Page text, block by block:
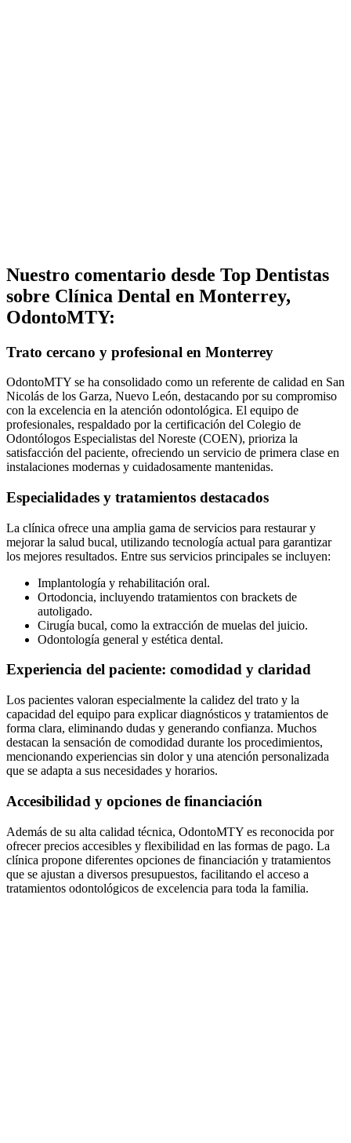
Nuestro comentario desde Top Dentistas
sobre Clínica Dental en Monterrey,
OdontoMTY:
Trato cercano y profesional en Monterrey
OdontoMTY se ha consolidado como un referente de calidad en San
Nicolás de los Garza, Nuevo León, destacando por su compromiso
con la excelencia en la atención odontológica. El equipo de
profesionales, respaldado por la certificación del Colegio de
Odontólogos Especialistas del Noreste (COEN), prioriza la
satisfacción del paciente, ofreciendo un servicio de primera clase en
instalaciones modernas y cuidadosamente mantenidas.
Especialidades y tratamientos destacados
La clínica ofrece una amplia gama de servicios para restaurar y
mejorar la salud bucal, utilizando tecnología actual para garantizar
los mejores resultados. Entre sus servicios principales se incluyen:
Implantología y rehabilitación oral.
Ortodoncia, incluyendo tratamientos con brackets de
autoligado.
Cirugía bucal, como la extracción de muelas del juicio.
Odontología general y estética dental.
Experiencia del paciente: comodidad y claridad
Los pacientes valoran especialmente la calidez del trato y la
capacidad del equipo para explicar diagnósticos y tratamientos de
forma clara, eliminando dudas y generando confianza. Muchos
destacan la sensación de comodidad durante los procedimientos,
mencionando experiencias sin dolor y una atención personalizada
que se adapta a sus necesidades y horarios.
Accesibilidad y opciones de financiación
Además de su alta calidad técnica, OdontoMTY es reconocida por
ofrecer precios accesibles y flexibilidad en las formas de pago. La
clínica propone diferentes opciones de financiación y tratamientos
que se ajustan a diversos presupuestos, facilitando el acceso a
tratamientos odontológicos de excelencia para toda la familia.